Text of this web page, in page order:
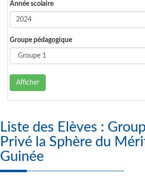
Année scolaire
Groupe pédagogique
Afficher
Liste des Elèves : Groupe Scolaire
Privé la Sphère du
Guinée